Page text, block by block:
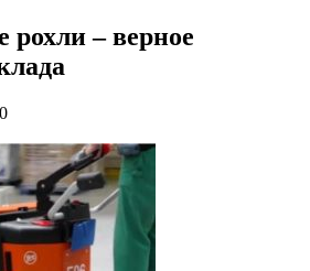
рохли – верное
0